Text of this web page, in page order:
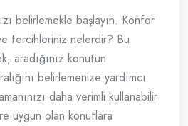
belirlemekle başlayın. Konfor
tercihleriniz nelerdir? Bu
aradığınız konutun
belirlemenize yardımcı
daha verimli kullanabilir
uygun olan konutlara